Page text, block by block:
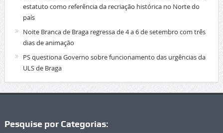
estatuto como referência da recriação histórica no Norte do
país
Noite Branca de Braga regressa de 4 a 6 de setembro com três
dias de animação
PS questiona Governo sobre funcionamento das urgências da
ULS de Braga
Pesquise por Categorias: